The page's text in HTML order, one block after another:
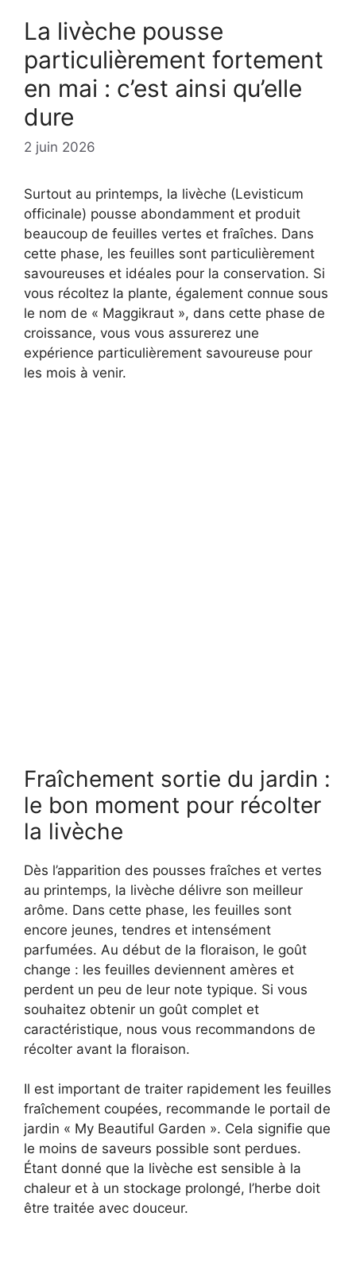
La livèche pousse
particulièrement fortement
en mai : c’est ainsi qu’elle
dure
2 juin 2026
Surtout au printemps, la livèche (Levisticum
officinale) pousse abondamment et produit
beaucoup de feuilles vertes et fraîches. Dans
cette phase, les feuilles sont particulièrement
savoureuses et idéales pour la conservation. Si
vous récoltez la plante, également connue sous
le nom de « Maggikraut », dans cette phase de
croissance, vous vous assurerez une
expérience particulièrement savoureuse pour
les mois à venir.
Fraîchement sortie du jardin :
le bon moment pour récolter
la livèche
Dès l’apparition des pousses fraîches et vertes
au printemps, la livèche délivre son meilleur
arôme. Dans cette phase, les feuilles sont
encore jeunes, tendres et intensément
parfumées. Au début de la floraison, le goût
change : les feuilles deviennent amères et
perdent un peu de leur note typique. Si vous
souhaitez obtenir un goût complet et
caractéristique, nous vous recommandons de
récolter avant la floraison.
Il est important de traiter rapidement les feuilles
fraîchement coupées, recommande le portail de
jardin « My Beautiful Garden ». Cela signifie que
le moins de saveurs possible sont perdues.
Étant donné que la livèche est sensible à la
chaleur et à un stockage prolongé, l’herbe doit
être traitée avec douceur.